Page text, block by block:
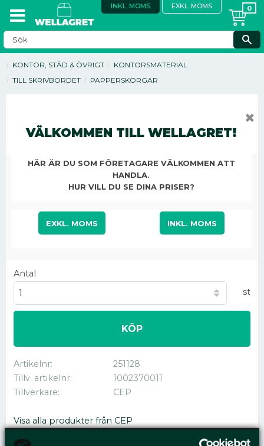
INKL. MOMS EXKL. MOMS
KONTOR, STÄD & ÖVRIGT
KONTORSMATERIAL
TILL SKRIVBORDET
PAPPERSKORGAR
Antal
st
KÖP
Artikelnr
251128
Tillv. artikelnr
1002370011
Tillverkare
CEP
Visa alla produkter från CEP
VÄLKOMMEN TILL WELLAGRET!
HÄR ÄR DU SOM FÖRETAGARE VÄLKOMMEN ATT
HANDLA.
HUR VILL DU SE DINA PRISER?
EXKL. MOMS INKL. MOMS
✖